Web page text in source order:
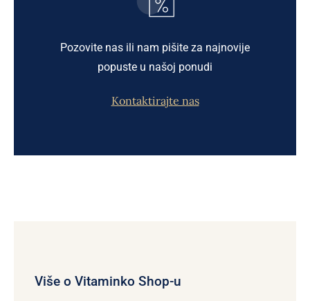
Pozovite nas ili nam pišite za najnovije
popuste u našoj ponudi
Kontaktirajte nas
Više o Vitaminko Shop-u